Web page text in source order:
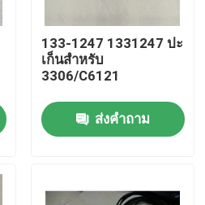
133-1247 1331247 ปะ
เก็นสำหรับ
3306/C6121
ส่งคำถาม